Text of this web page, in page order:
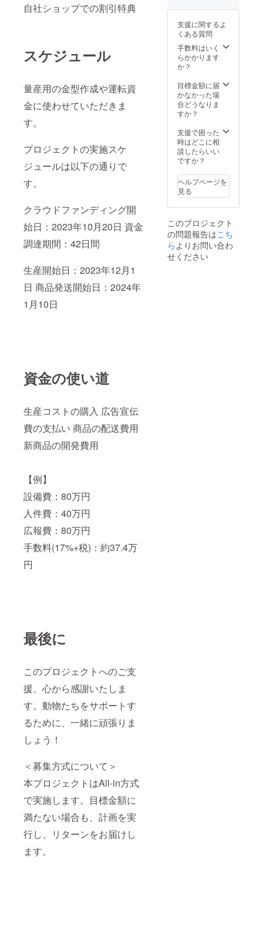
自社ショップでの割引特典
スケジュール
量産用の金型作成や運転資
金に使わせていただきま
す。
プロジェクトの実施スケ
ジュールは以下の通りで
す。
クラウドファンディング開
始日：2023年10月20日 資金
調達期間：42日間
生産開始日：2023年12月1
日 商品発送開始日：2024年
1月10日
資金の使い道
生産コストの購入 広告宣伝
費の支払い 商品の配送費用
新商品の開発費用
【例】
設備費：80万円
人件費：40万円
広報費：80万円
手数料(17%+税)：約37.4万
円
最後に
このプロジェクトへのご支
援、心から感謝いたしま
す。動物たちをサポートす
るために、一緒に頑張りま
しょう！
＜募集方式について＞
本プロジェクトはAll-in方式
で実施します。目標金額に
満たない場合も、計画を実
行し、リターンをお届けし
ます。
きを希
望され
る場合
は詳細
をお書
きくだ
選べま
印無し
も可
支援に関するよ
くある質問
手数料はいく
らかかります
か？
目標金額に届
かなかった場
合どうなりま
すか？
支援で困った
時はどこに相
談したらいい
ですか？
ヘルプページを
見る
このプロジェクト
の問題報告はこち
らよりお問い合わ
せください